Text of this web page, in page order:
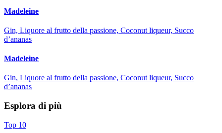
Madeleine
Gin, Liquore al frutto della passione, Coconut liqueur, Succo
d’ananas
Madeleine
Gin, Liquore al frutto della passione, Coconut liqueur, Succo
d’ananas
Esplora di più
Top 10